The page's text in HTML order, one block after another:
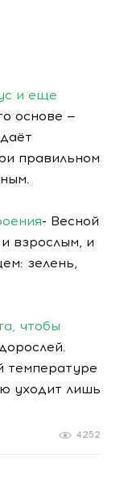
и еще
основе —
правильном
- Весной
взрослым, и
зелень,
чтобы
температуре
уходит лишь
4252